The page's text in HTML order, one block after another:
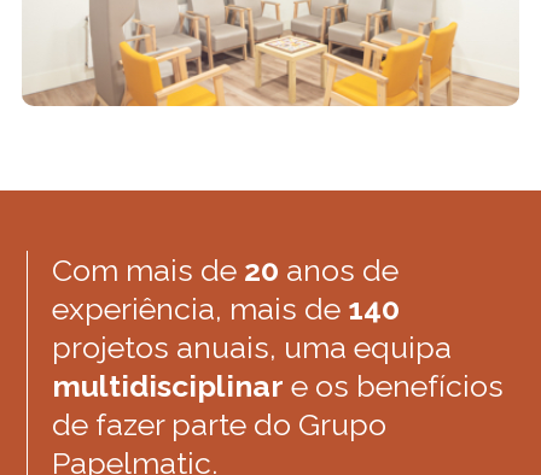
Com mais de 20 anos de
experiência, mais de 140
projetos anuais, uma equipa
multidisciplinar e os benefícios
de fazer parte do Grupo
Papelmatic.